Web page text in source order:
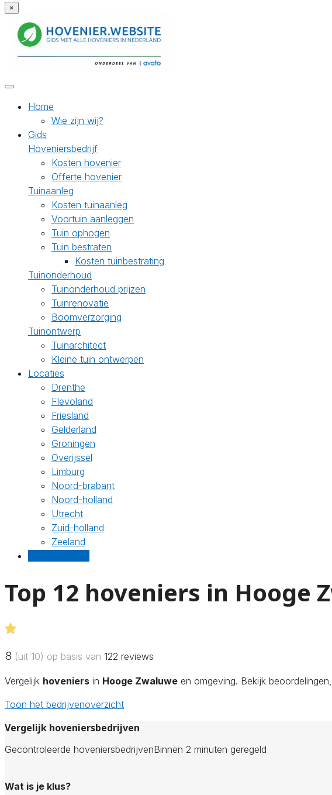
×
Home
Wie zijn wij?
Gids
Hoveniersbedrijf
Kosten hovenier
Offerte hovenier
Tuinaanleg
Kosten tuinaanleg
Voortuin aanleggen
Tuin ophogen
Tuin bestraten
Kosten tuinbestrating
Tuinonderhoud
Tuinonderhoud prijzen
Tuinrenovatie
Boomverzorging
Tuinontwerp
Tuinarchitect
Kleine tuin ontwerpen
Locaties
Drenthe
Flevoland
Friesland
Gelderland
Groningen
Overijssel
Limburg
Noord-brabant
Noord-holland
Utrecht
Zuid-holland
Zeeland
Top 12 hoveniers in Hooge
8 (uit 10) op basis van 122 reviews
Vergelijk hoveniers in Hooge Zwaluwe en omgeving. Bekijk
Toon het bedrijvenoverzicht
Vergelijk hoveniersbedrijven
Gecontroleerde hoveniersbedrijvenBinnen 2 minuten geregeld
Wat is je klus?